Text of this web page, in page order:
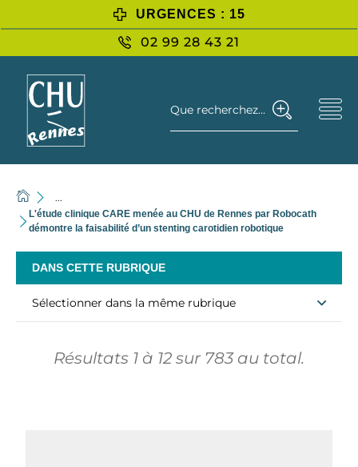
URGENCES : 15
02 99 28 43 21
Que recherchez-vous ?
...
L'étude clinique CARE menée au CHU de Rennes par Robocath
démontre la faisabilité d’un stenting carotidien robotique
DANS CETTE RUBRIQUE
Sélectionner dans la même rubrique
Résultats 1 à 12 sur 783 au total.